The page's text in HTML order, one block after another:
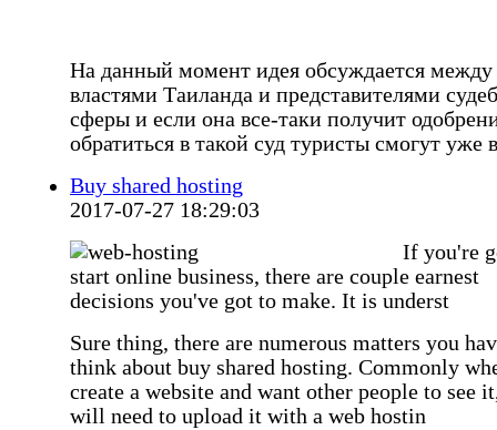
На данный момент идея обсуждается между
властями Таиланда и представителями
сферы и если она все-таки получит
обратиться в такой суд туристы смогут уже
Buy shared hosting
2017-07-27 18:29:03
If you're
start online business, there are couple earnest
decisions you've got to make. It is underst
Sure thing, there are numerous matters you
think about buy shared hosting. Commonly
create a website and want other people to see
will need to upload it with a web hostin